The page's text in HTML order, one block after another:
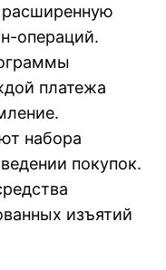
операций.
платежа
набора
покупок.
изъятий